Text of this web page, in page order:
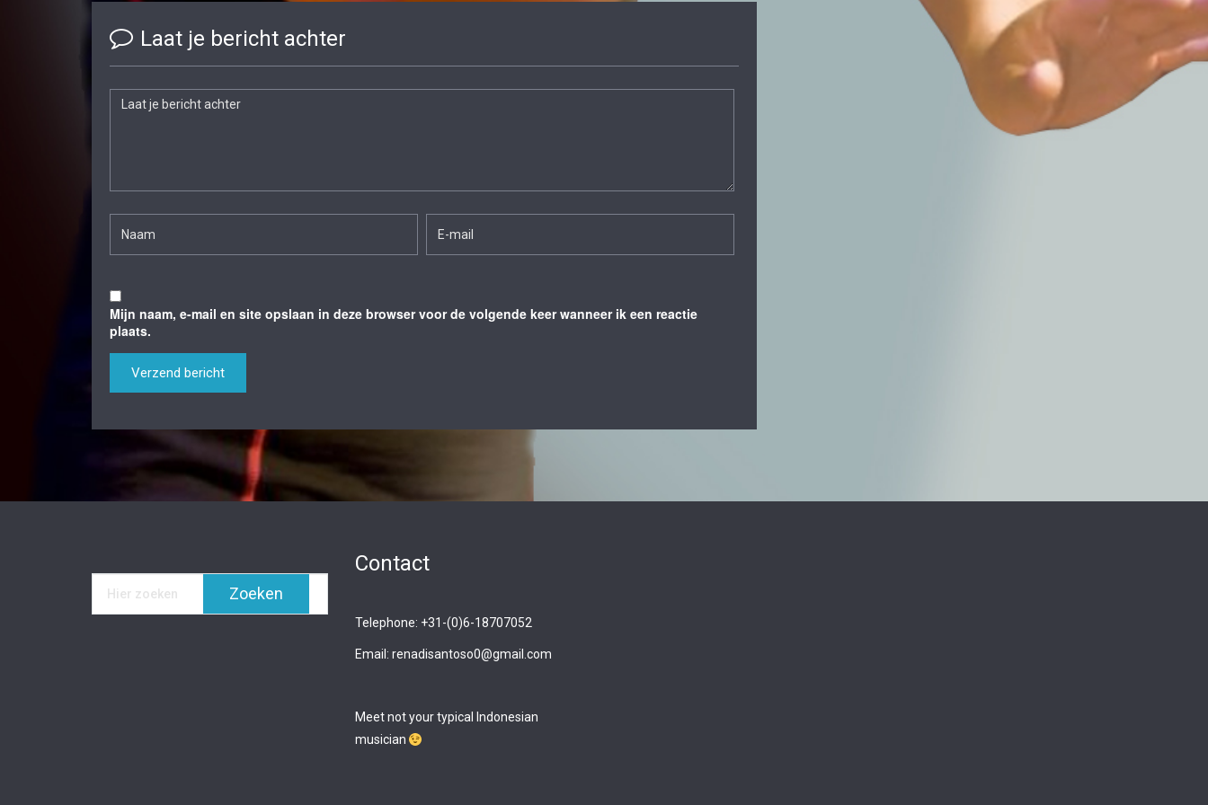
Laat je bericht achter
Mijn naam, e-mail en site opslaan in deze browser voor de volgende keer wanneer ik een reactie
plaats.
Contact
Telephone: +31-(0)6-18707052
Email: renadisantoso0@gmail.com
Meet not your typical Indonesian
musician